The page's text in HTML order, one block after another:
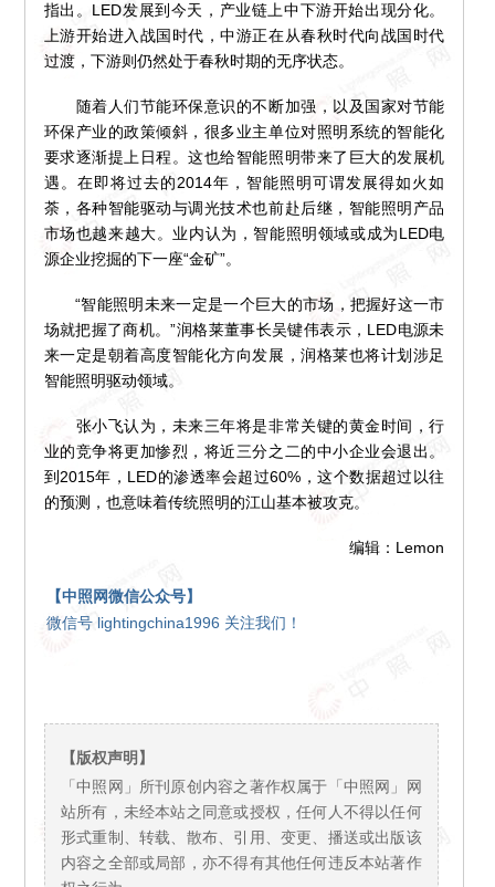
指出。LED发展到今天，产业链上中下游开始出现分化。
上游开始进入战国时代，中游正在从春秋时代向战国时代
过渡，下游则仍然处于春秋时期的无序状态。
随着人们节能环保意识的不断加强，以及国家对节能
环保产业的政策倾斜，很多业主单位对照明系统的智能化
要求逐渐提上日程。这也给智能照明带来了巨大的发展机
遇。在即将过去的2014年，智能照明可谓发展得如火如
荼，各种智能驱动与调光技术也前赴后继，智能照明产品
市场也越来越大。业内认为，智能照明领域或成为LED电
源企业挖掘的下一座“金矿”。
“智能照明未来一定是一个巨大的市场，把握好这一市
场就把握了商机。”润格莱董事长吴键伟表示，LED电源未
来一定是朝着高度智能化方向发展，润格莱也将计划涉足
智能照明驱动领域。
张小飞认为，未来三年将是非常关键的黄金时间，行
业的竞争将更加惨烈，将近三分之二的中小企业会退出。
到2015年，LED的渗透率会超过60%，这个数据超过以往
的预测，也意味着传统照明的江山基本被攻克。
编辑：Lemon
【中照网微信公众号】
微信号 lightingchina1996 关注我们！
【版权声明】
「中照网」所刊原创内容之著作权属于「中照网」网
站所有，未经本站之同意或授权，任何人不得以任何
形式重制、转载、散布、引用、变更、播送或出版该
内容之全部或局部，亦不得有其他任何违反本站著作